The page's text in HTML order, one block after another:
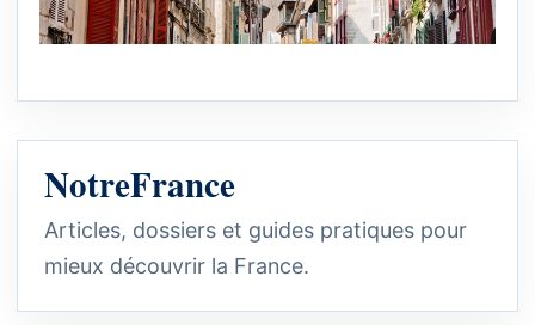
NotreFrance
Articles, dossiers et guides pratiques pour
mieux découvrir la France.